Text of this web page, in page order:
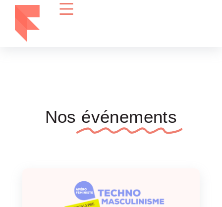
Nos événements